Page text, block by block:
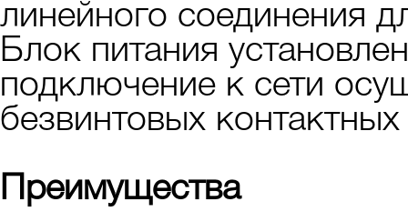
линейного соединения
Блок питания
подключение к сети
безвинтовых
Преимущества